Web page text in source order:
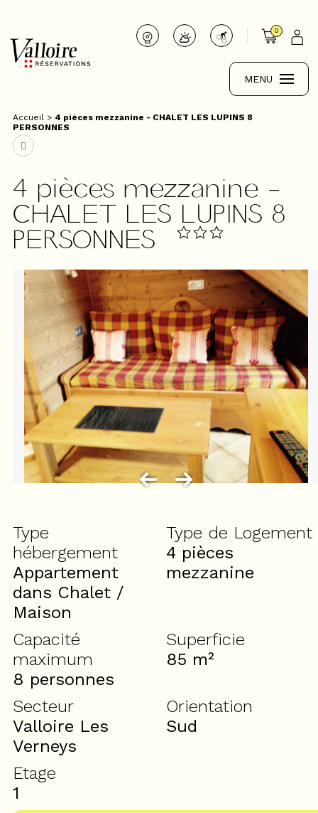
0
MENU
Accueil > 4 pièces mezzanine - CHALET LES LUPINS 8
PERSONNES
4 pièces mezzanine -
CHALET LES LUPINS 8
PERSONNES
Type
hébergement
Appartement
dans Chalet /
Maison
Type de Logement
4 pièces
mezzanine
Capacité
maximum
8 personnes
Superficie
85 m²
Secteur
Valloire Les
Verneys
Orientation
Sud
Etage
1